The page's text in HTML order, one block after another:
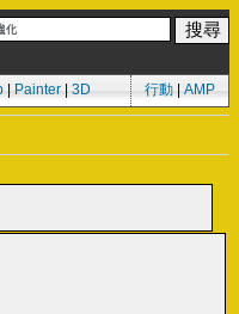
| Painter| 3D 行動 AMP